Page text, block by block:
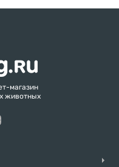
магазин
животных